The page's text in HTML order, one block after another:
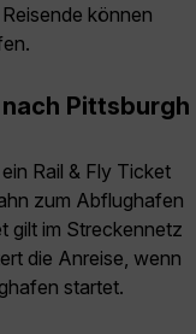
können
Pittsburgh
Rail & Fly Ticket
zum Abflughafen
gilt im Streckennetz
die Anreise, wenn
startet.